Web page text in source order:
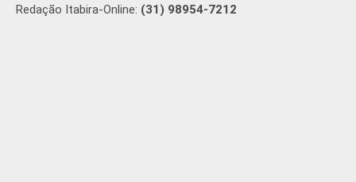
Redação Itabira-Online: (31) 98954-7212